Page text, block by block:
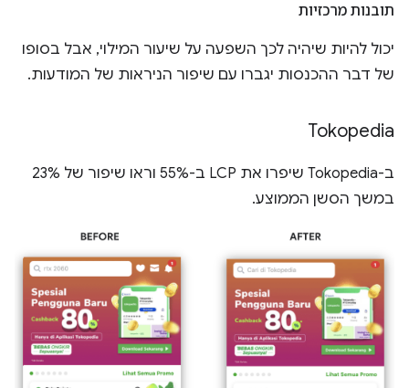
תובנות מרכזיות
יכול להיות שיהיה לכך השפעה על שיעור המילוי, אבל בסופו
של דבר ההכנסות יגברו עם שיפור הניראות של המודעות.
Tokopedia
ב-Tokopedia שיפרו את LCP ב-55% וראו שיפור של 23%
במשך הסשן הממוצע.